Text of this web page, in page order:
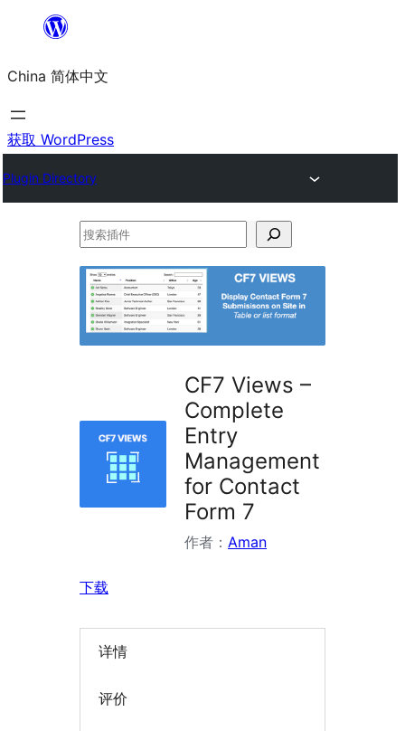
内
容
China 简体中文
获取 WordPress
Plugin Directory
搜
插
件
CF7 Views –
Complete
Entry
Management
for Contact
Form 7
作者： Aman
下载
详情
评价